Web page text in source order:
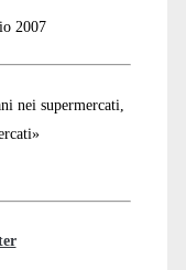
2007
nei supermercati,